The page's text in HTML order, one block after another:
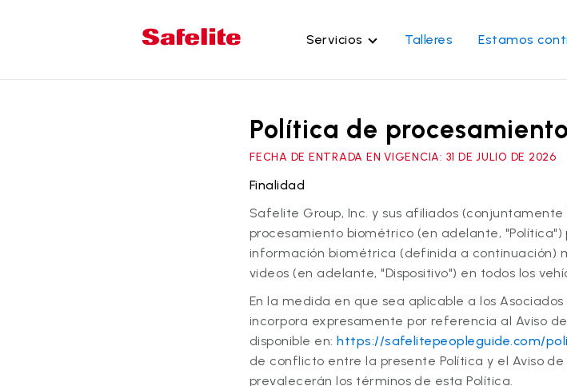
Servicios Talleres Estamos
Reparación de parabrisas
Reemplazo de parabrisas
Reemplazo de ventanilla
lateral
Reparación de vidrio a
domicilio
Ver todos los
Política de
FECHA DE ENTRADA EN VIGENCIA: 31 DE JULIO DE 2026
Finalidad
Safelite Group, Inc. y sus afiliados
procesamiento biométrico (en adelante,
información biométrica (definida a continuación)
videos (en adelante, "Dispositivo") en todos los
En la medida en que sea aplicable a los
incorpora expresamente por referencia al Aviso
disponible en:https://safelitepeopleguide.com/
de conflicto entre la presente Política y el Aviso
prevalecerán los términos de esta Política.